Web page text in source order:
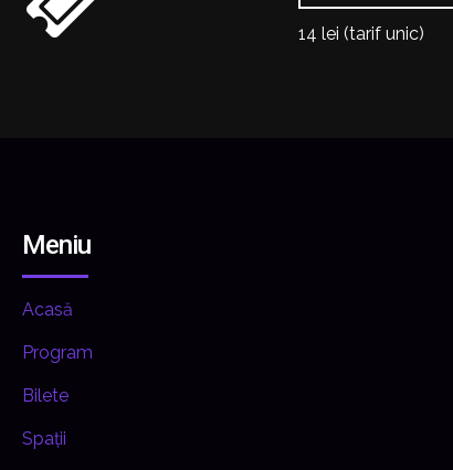
14 lei (tarif unic)
Meniu
Acasă
Program
Bilete
Spații